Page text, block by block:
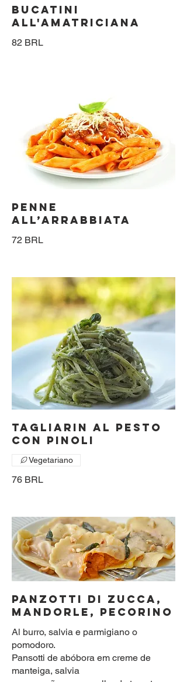
BUCATINI
ALL'AMATRICIANA
82 BRL
PENNE
ALL’ARRABBIATA
72 BRL
TAGLIARIN AL PESTO
CON PINOLI
76 BRL
Vegetariano
PANZOTTI DI ZUCCA,
MANDORLE, PECORINO
Al burro, salvia e parmigiano o
pomodoro.
Pansotti de abóbora em creme de
manteiga, salvia